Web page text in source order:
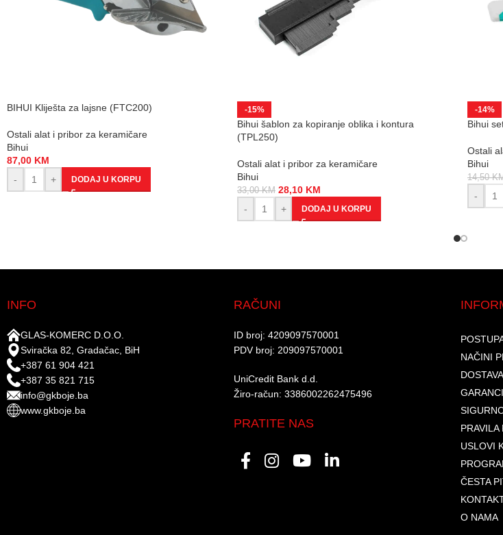
BIHUI Kliješta za lajsne (FTC200)
Ostali alat i pribor za keramičare
Bihui
87,00 KM
-
+ DODAJ U KORPU
-15%
Bihui šablon za kopiranje oblika i kontura
(TPL250)
Ostali alat i pribor za keramičare
Bihui
33,00KM 28,10 KM
-
+ DODAJ U KORPU
-14%
Bihui
Ostali
Bihui
14,50
-
INFO
GLAS-KOMERC D.O.O.
Sviračka 82, Gradačac, BiH
+387 61 904 421
+387 35 821 715
info@gkboje.ba
www.gkboje.ba
RAČUNI
ID broj: 4209097570001​
PDV broj: 209097570001 ​
UniCredit Bank d.d.​
Žiro-račun: 3386002262475496​​
PRATITE NAS
NAČINI
PRAVILA
USLOVI
ČESTA
O NAMA